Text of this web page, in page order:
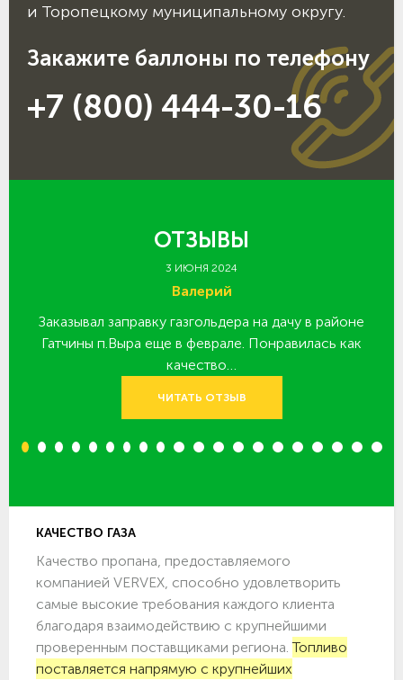
и Торопецкому муниципальному округу.
Закажите баллоны по телефону
+7 (800) 444-30-16
ОТЗЫВЫ
3 ИЮНЯ 2024
Валерий
Заказывал заправку газгольдера на дачу в районе
Гатчины п.Выра еще в феврале. Понравилась как
качество…
ЧИТАТЬ ОТЗЫВ
1 2 3 4 5 6 7 8 9 10 11 12 13 14 15 16 17 18 19 20
КАЧЕСТВО ГАЗА
Качество пропана, предоставляемого
компанией VERVEX, способно удовлетворить
самые высокие требования каждого клиента
благодаря взаимодействию с крупнейшими
проверенным поставщиками региона.Топливо
поставляется напрямую с крупнейших